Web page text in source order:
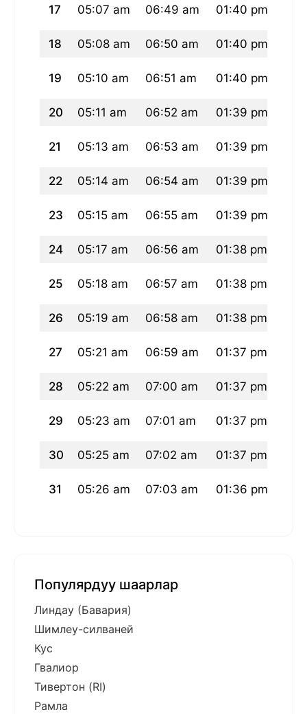
17 05:07 am 06:49 am 01:40 pm
18 05:08 am 06:50 am 01:40 pm
19 05:10 am 06:51 am 01:40 pm
20 05:11 am 06:52 am 01:39 pm
21 05:13 am 06:53 am 01:39 pm
22 05:14 am 06:54 am 01:39 pm
23 05:15 am 06:55 am 01:39 pm
24 05:17 am 06:56 am 01:38 pm
25 05:18 am 06:57 am 01:38 pm
26 05:19 am 06:58 am 01:38 pm
27 05:21 am 06:59 am 01:37 pm
28 05:22 am 07:00 am 01:37 pm
29 05:23 am 07:01 am 01:37 pm
30 05:25 am 07:02 am 01:37 pm
31 05:26 am 07:03 am 01:36 pm
Популярдуу шаарлар
Линдау (Бавария)
Шимлеу-силваней
Кус
Гвалиор
Тивертон (RI)
Рамла